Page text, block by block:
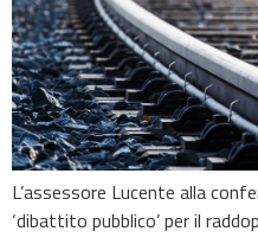
L’assessore Lucente alla
‘dibattito pubblico’ per il